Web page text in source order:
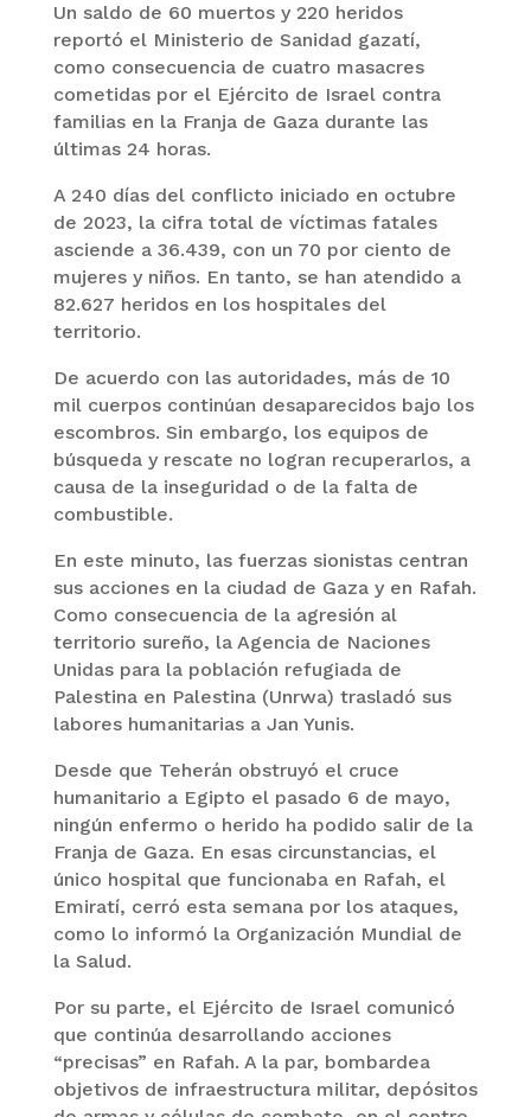
Un saldo de 60 muertos y 220 heridos
reportó el Ministerio de Sanidad gazatí,
como consecuencia de cuatro masacres
cometidas por el Ejército de Israel contra
familias en la Franja de Gaza durante las
últimas 24 horas.
A 240 días del conflicto iniciado en octubre
de 2023, la cifra total de víctimas fatales
asciende a 36.439, con un 70 por ciento de
mujeres y niños. En tanto, se han atendido a
82.627 heridos en los hospitales del
territorio.
De acuerdo con las autoridades, más de 10
mil cuerpos continúan desaparecidos bajo los
escombros. Sin embargo, los equipos de
búsqueda y rescate no logran recuperarlos, a
causa de la inseguridad o de la falta de
combustible.
En este minuto, las fuerzas sionistas centran
sus acciones en la ciudad de Gaza y en Rafah.
Como consecuencia de la agresión al
territorio sureño, la Agencia de Naciones
Unidas para la población refugiada de
Palestina en Palestina (Unrwa) trasladó sus
labores humanitarias a Jan Yunis.
Desde que Teherán obstruyó el cruce
humanitario a Egipto el pasado 6 de mayo,
ningún enfermo o herido ha podido salir de la
Franja de Gaza. En esas circunstancias, el
único hospital que funcionaba en Rafah, el
Emiratí, cerró esta semana por los ataques,
como lo informó la Organización Mundial de
la Salud.
Por su parte, el Ejército de Israel comunicó
que continúa desarrollando acciones
“precisas” en Rafah. A la par, bombardea
objetivos de infraestructura militar, depósitos